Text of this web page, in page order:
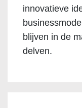
innovatieve
blijven in de
delven.